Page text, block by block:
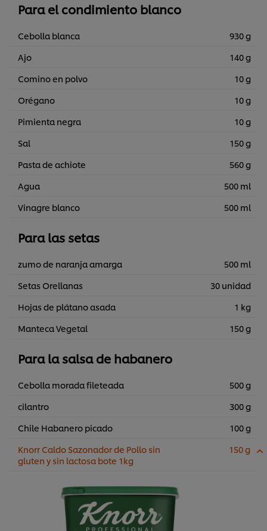
Para el condimiento blanco
Cebolla blanca
930 g
Ajo
140 g
Comino en polvo
10 g
Orégano
10 g
Pimienta negra
10 g
Sal
150 g
Pasta de achiote
560 g
Agua
500 ml
Vinagre blanco
500 ml
Para las setas
zumo de naranja amarga
500 ml
Setas Orellanas
30 unidad
Hojas de plátano asada
1 kg
Manteca Vegetal
150 g
Para la salsa de habanero
Cebolla morada fileteada
500 g
cilantro
300 g
Chile Habanero picado
100 g
Knorr Caldo Sazonador de Pollo sin
gluten y sin lactosa bote 1kg
150 g